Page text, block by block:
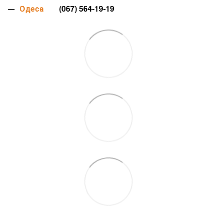
Одеса (067) 564-19-19